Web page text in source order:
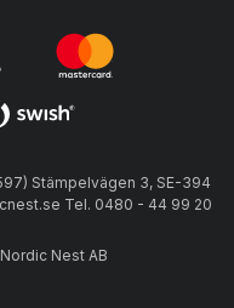
Stämpelvägen 3, SE-394
Tel. 0480 - 44 99 20
Nest AB